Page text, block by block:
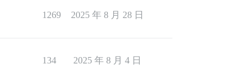
1269 2025 年 8 月 28 日
134 2025 年 8 月 4 日